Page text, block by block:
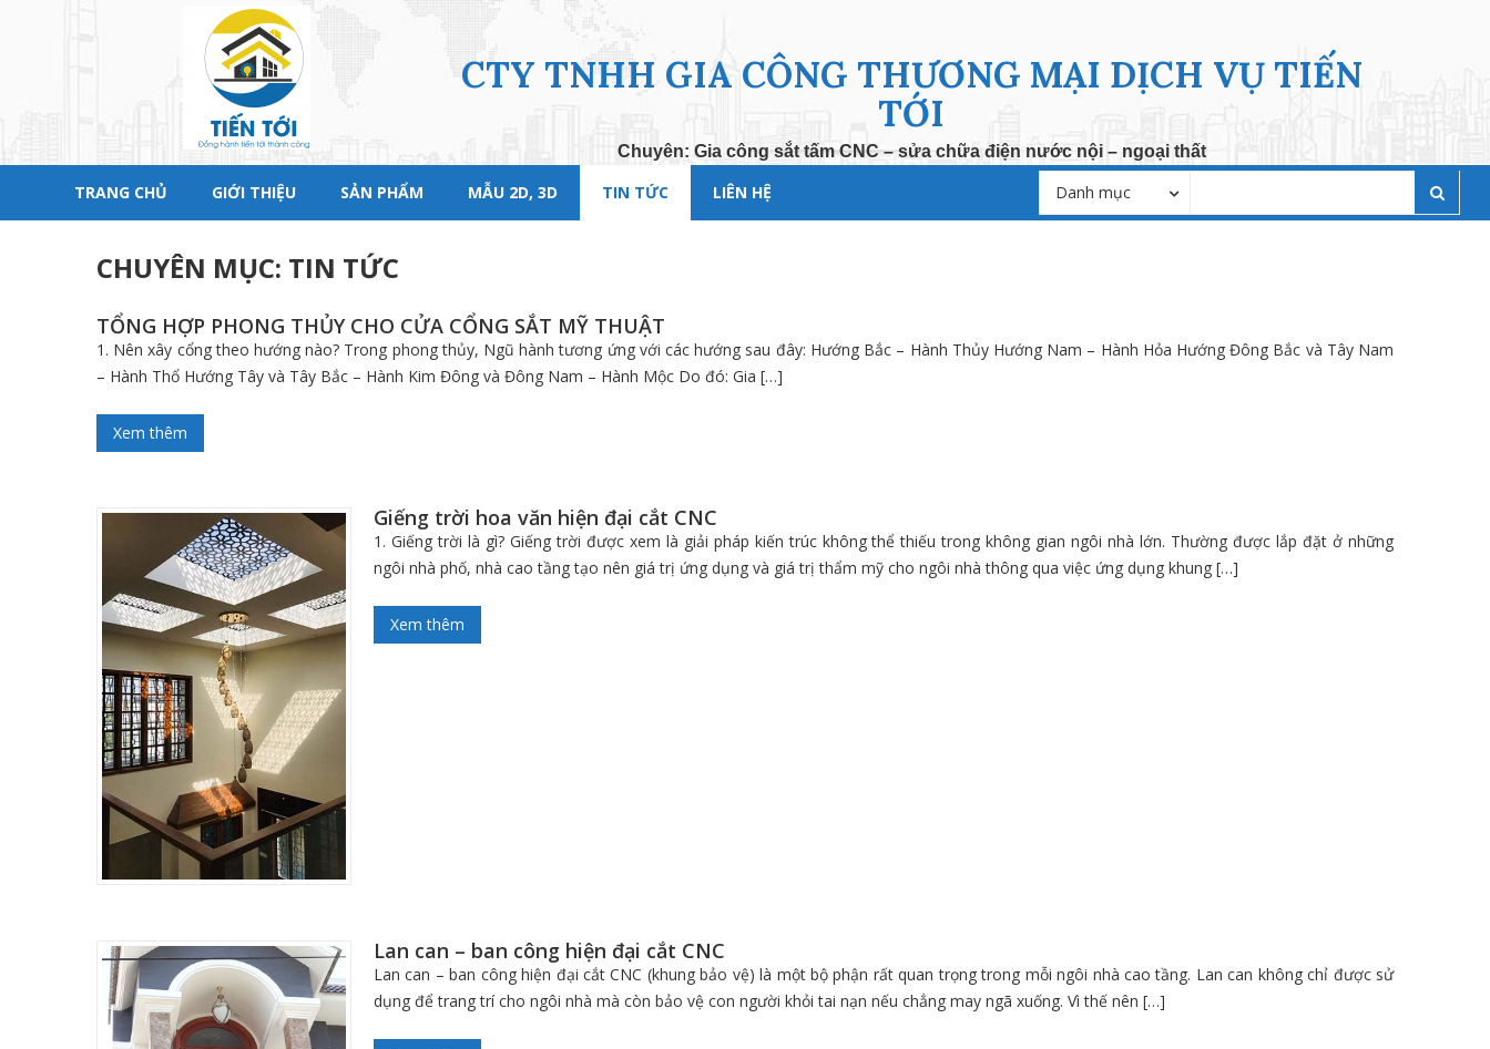
CTY TNHH GIA CÔNG THƯƠNG MẠI DỊCH VỤ TIẾN
TỚI
Chuyên: Gia công sắt tấm CNC – sửa chữa điện nước nội – ngoại thất
TRANG CHỦ GIỚI THIỆU SẢN PHẨM MẪU 2D, 3D TIN TỨC LIÊN HỆ Danh mục
CHUYÊN MỤC: TIN TỨC
TỔNG HỢP PHONG THỦY CHO CỬA CỔNG SẮT MỸ THUẬT
1. Nên xây cổng theo hướng nào? Trong phong thủy, Ngũ hành tương ứng với các hướng sau đây: Hướng Bắc – Hành Thủy Hướng Nam – Hành Hỏa Hướng Đông Bắc và Tây Nam
– Hành Thổ Hướng Tây và Tây Bắc – Hành Kim Đông và Đông Nam – Hành Mộc Do đó: Gia […]
Xem thêm
Giếng trời hoa văn hiện đại cắt CNC
1. Giếng trời là gì? Giếng trời được xem là giải pháp kiến trúc không thể thiếu trong không gian ngôi nhà lớn. Thường được lắp đặt ở những
ngôi nhà phố, nhà cao tầng tạo nên giá trị ứng dụng và giá trị thẩm mỹ cho ngôi nhà thông qua việc ứng dụng khung […]
Xem thêm
Lan can – ban công hiện đại cắt CNC
Lan can – ban công hiện đại cắt CNC (khung bảo vệ) là một bộ phận rất quan trọng trong mỗi ngôi nhà cao tầng. Lan can không chỉ được sử
dụng để trang trí cho ngôi nhà mà còn bảo vệ con người khỏi tai nạn nếu chẳng may ngã xuống. Vì thế nên […]